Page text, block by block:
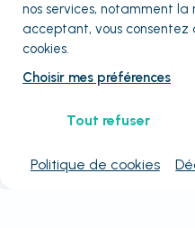
nos services, notamment la
acceptant, vous consentez
cookies.
Choisir mes préférences
Tout refuser
Politique de cookies